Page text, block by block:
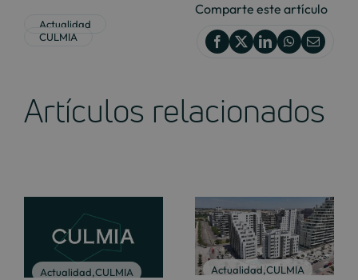
Actualidad
CULMIA
Comparte este artículo
Artículos relacionados
Actualidad,CULMIA Actualidad,CULMIA